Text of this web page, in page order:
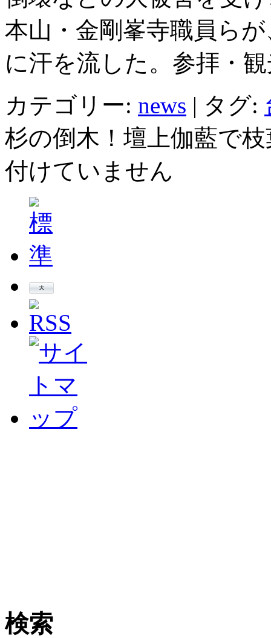
本山・金剛峯寺職員ら
に汗を流した。参拝・
カテゴリー: news | タグ:
杉の倒木！壇上伽藍で
付けていません
検索